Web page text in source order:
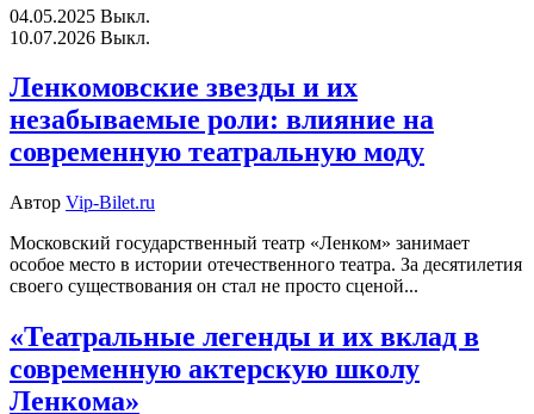
04.05.2025 Выкл.
10.07.2026 Выкл.
Ленкомовские звезды и их
незабываемые роли: влияние на
современную театральную моду
Автор Vip-Bilet.ru
Московский государственный театр «Ленком» занимает
особое место в истории отечественного театра. За десятилетия
своего существования он стал не просто сценой...
«Театральные легенды и их вклад в
современную актерскую школу
Ленкома»